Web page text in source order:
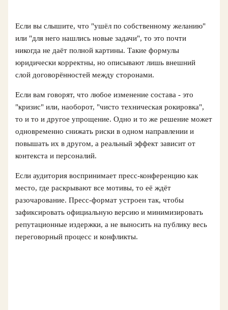
Если вы слышите, что "ушёл по собственному желанию"
или "для него нашлись новые задачи", то это почти
никогда не даёт полной картины. Такие формулы
юридически корректны, но описывают лишь внешний
слой договорённостей между сторонами.
Если вам говорят, что любое изменение состава - это
"кризис" или, наоборот, "чисто техническая рокировка",
то и то и другое упрощение. Одно и то же решение может
одновременно снижать риски в одном направлении и
повышать их в другом, а реальный эффект зависит от
контекста и персоналий.
Если аудитория воспринимает пресс-конференцию как
место, где раскрывают все мотивы, то её ждёт
разочарование. Пресс-формат устроен так, чтобы
зафиксировать официальную версию и минимизировать
репутационные издержки, а не выносить на публику весь
переговорный процесс и конфликты.